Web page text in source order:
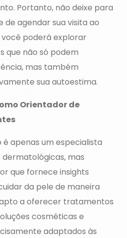
Portanto, não deixe para
de agendar sua visita ao
poderá explorar
que não só podem
mas também
sua autoestima.
Orientador de
apenas um especialista
mas
que fornece insights
da pele de maneira
a oferecer tratamentos
cosméticas e
adaptados às